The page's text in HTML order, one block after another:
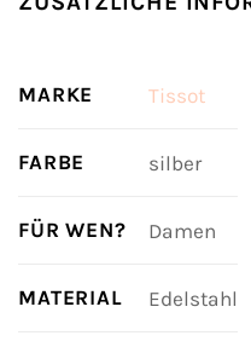
MARKE Tissot
FARBE silber
FÜR WEN? Damen
MATERIAL Edelstahl